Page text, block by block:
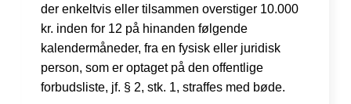
der enkeltvis eller tilsammen overstiger 10.000
kr. inden for 12 på hinanden følgende
kalendermåneder, fra en fysisk eller juridisk
person, som er optaget på den offentlige
forbudsliste, jf. § 2, stk. 1, straffes med bøde.